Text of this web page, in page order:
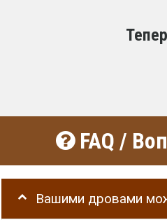
FAQ /
Вашими дровами